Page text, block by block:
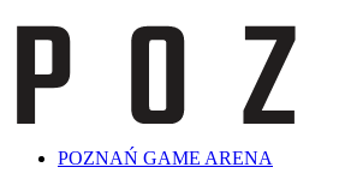
POZNAŃ GAME ARENA